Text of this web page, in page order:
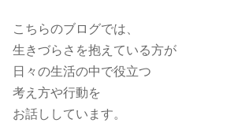
こちらのブログでは、
生きづらさを抱えている方が
日々の生活の中で役立つ
考え方や行動を
お話ししています。